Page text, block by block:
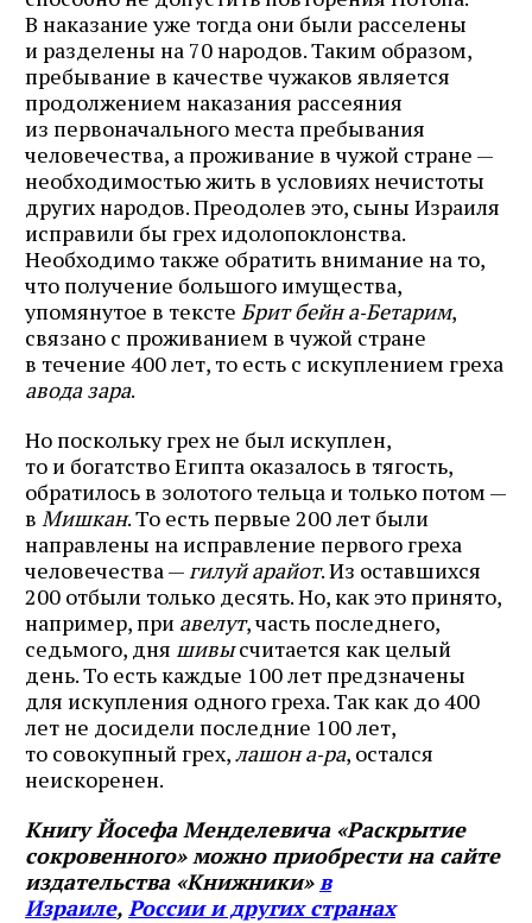
В наказание уже тогда они были расселены
и разделены на 70 народов. Таким образом,
пребывание в качестве чужаков является
продолжением наказания рассеяния
из первоначального места пребывания
человечества, а проживание в чужой стране —
необходимостью жить в условиях нечистоты
других народов. Преодолев это, сыны Израиля
исправили бы грех идолопоклонства.
Необходимо также обратить внимание на то,
что получение большого имущества,
упомянутое в тексте Брит бейн а‑Бетарим,
связано с проживанием в чужой стране
в течение 400 лет, то есть с искуплением греха
авода зара.
Но поскольку грех не был искуплен,
то и богатство Египта оказалось в тягость,
обратилось в золотого тельца и только потом —
в Мишкан. То есть первые 200 лет были
направлены на исправление первого греха
человечества — гилуй арайот. Из оставшихся
200 отбыли только десять. Но, как это принято,
например, при авелут, часть последнего,
седьмого, дня шивысчитается как целый
день. То есть каждые 100 лет предзначены
для искупления одного греха. Так как до 400
лет не досидели последние 100 лет,
то совокупный грех,лашон а‑ра, остался
неискоренен.
Книгу Йосефа Менделевича «Раскрытие
сокровенного» можно приобрести на сайте
издательства «Книжники» в
Израиле, России и других странах